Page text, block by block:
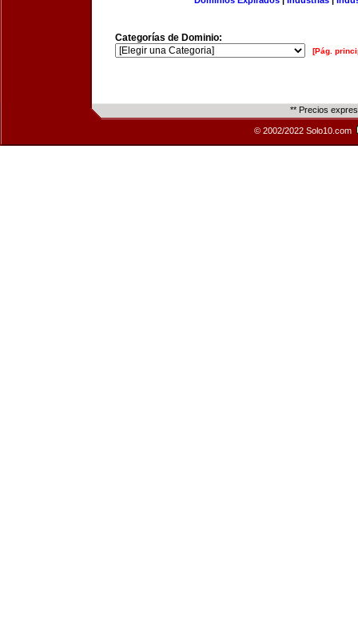
Categorías de Dominio:
[Pág.
** Precios
© 2002/2022 Solo10.com